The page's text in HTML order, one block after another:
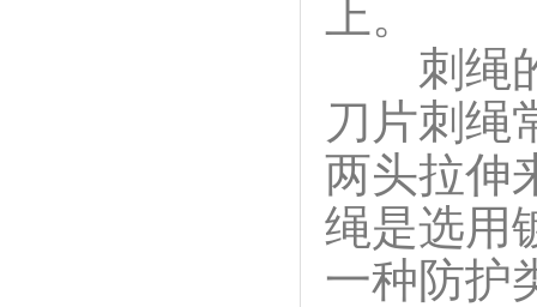
上。
刺绳的
刀片刺绳
两头拉伸
绳是选用
一种防护